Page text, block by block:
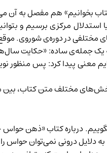
بخوانیم» هم مفصل به آن
مختلفی در دوره‌ی شوروی.
جمله‌ی ساده: «حکایت
معنی پیدا کرد: پس منظور
مختلف متن کتاب،
درباره‌ کتاب «ذهن
درونی نمی‌توان